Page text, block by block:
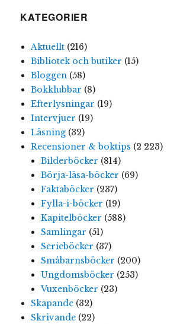
KATEGORIER
Aktuellt(216)
Bibliotek och butiker (15)
Bloggen(58)
Bokklubbar (8)
Efterlysningar (19)
Intervjuer (19)
Läsning(32)
Recensioner & boktips (2 223)
Bilderböcker (814)
Börja-läsa-böcker (69)
Faktaböcker (237)
Fylla-i-böcker (19)
Kapitelböcker (588)
Samlingar (51)
Serieböcker (37)
Småbarnsböcker (200)
Ungdomsböcker (253)
Vuxenböcker (23)
Skapande(32)
Skrivande(22)